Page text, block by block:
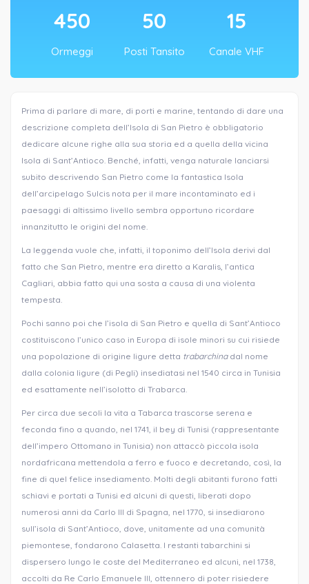
450
Ormeggi
50
Posti Tansito
15
Canale VHF
Prima di parlare di mare, di porti e marine, tentando di dare una
descrizione completa dell’Isola di San Pietro è obbligatorio
dedicare alcune righe alla sua storia ed a quella della vicina
Isola di Sant’Antioco. Benché, infatti, venga naturale lanciarsi
subito descrivendo San Pietro come la fantastica Isola
dell’arcipelago Sulcis nota per il mare incontaminato ed i
paesaggi di altissimo livello sembra opportuno ricordare
innanzitutto le origini del nome.
La leggenda vuole che, infatti, il toponimo dell’Isola derivi dal
fatto che San Pietro, mentre era diretto a Karalis, l’antica
Cagliari, abbia fatto qui una sosta a causa di una violenta
tempesta.
Pochi sanno poi che l’isola di San Pietro e quella di Sant’Antioco
costituiscono l’unico caso in Europa di isole minori su cui risiede
una popolazione di origine ligure detta trabarchinadal nome
dalla colonia ligure (di Pegli) insediatasi nel 1540 circa in Tunisia
ed esattamente nell’isolotto di Trabarca.
Per circa due secoli la vita a Tabarca trascorse serena e
feconda fino a quando, nel 1741, il bey di Tunisi (rappresentante
dell’impero Ottomano in Tunisia) non attaccò piccola isola
nordafricana mettendola a ferro e fuoco e decretando, così, la
fine di quel felice insediamento. Molti degli abitanti furono fatti
schiavi e portati a Tunisi ed alcuni di questi, liberati dopo
numerosi anni da Carlo III di Spagna, nel 1770, si insediarono
sull’isola di Sant’Antioco, dove, unitamente ad una comunità
piemontese, fondarono Calasetta. I restanti tabarchini si
dispersero lungo le coste del Mediterraneo ed alcuni, nel 1738,
accolti da Re Carlo Emanuele III, ottennero di poter risiedere